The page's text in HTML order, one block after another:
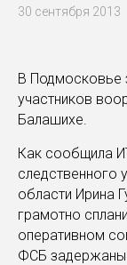
30 сентября 2013
В Подмосковье
участников
Балашихе.
Как сообщила
следственного
области Ирина
грамотно
оперативном
ФСБ задержаны